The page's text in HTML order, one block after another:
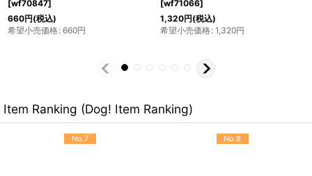
wf73077正規品
5,500円(税込)
[wf70939]
1,375円(税込)
希望小売価格: 1,375円
Item Ranking (Dog! Item Ranking)
No.9 No.10